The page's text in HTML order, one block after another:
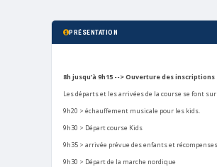
PRÉSENTATION
Programme
8h jusqu’à 9h15 --> Ouverture des
Les départs et les arrivées de la course se font
9h20 > échauffement musicale pour les kids.
9h30 > Départ course Kids
9h35 > arrivée prévue des enfants et
9h30 > Départ de la marche nordique